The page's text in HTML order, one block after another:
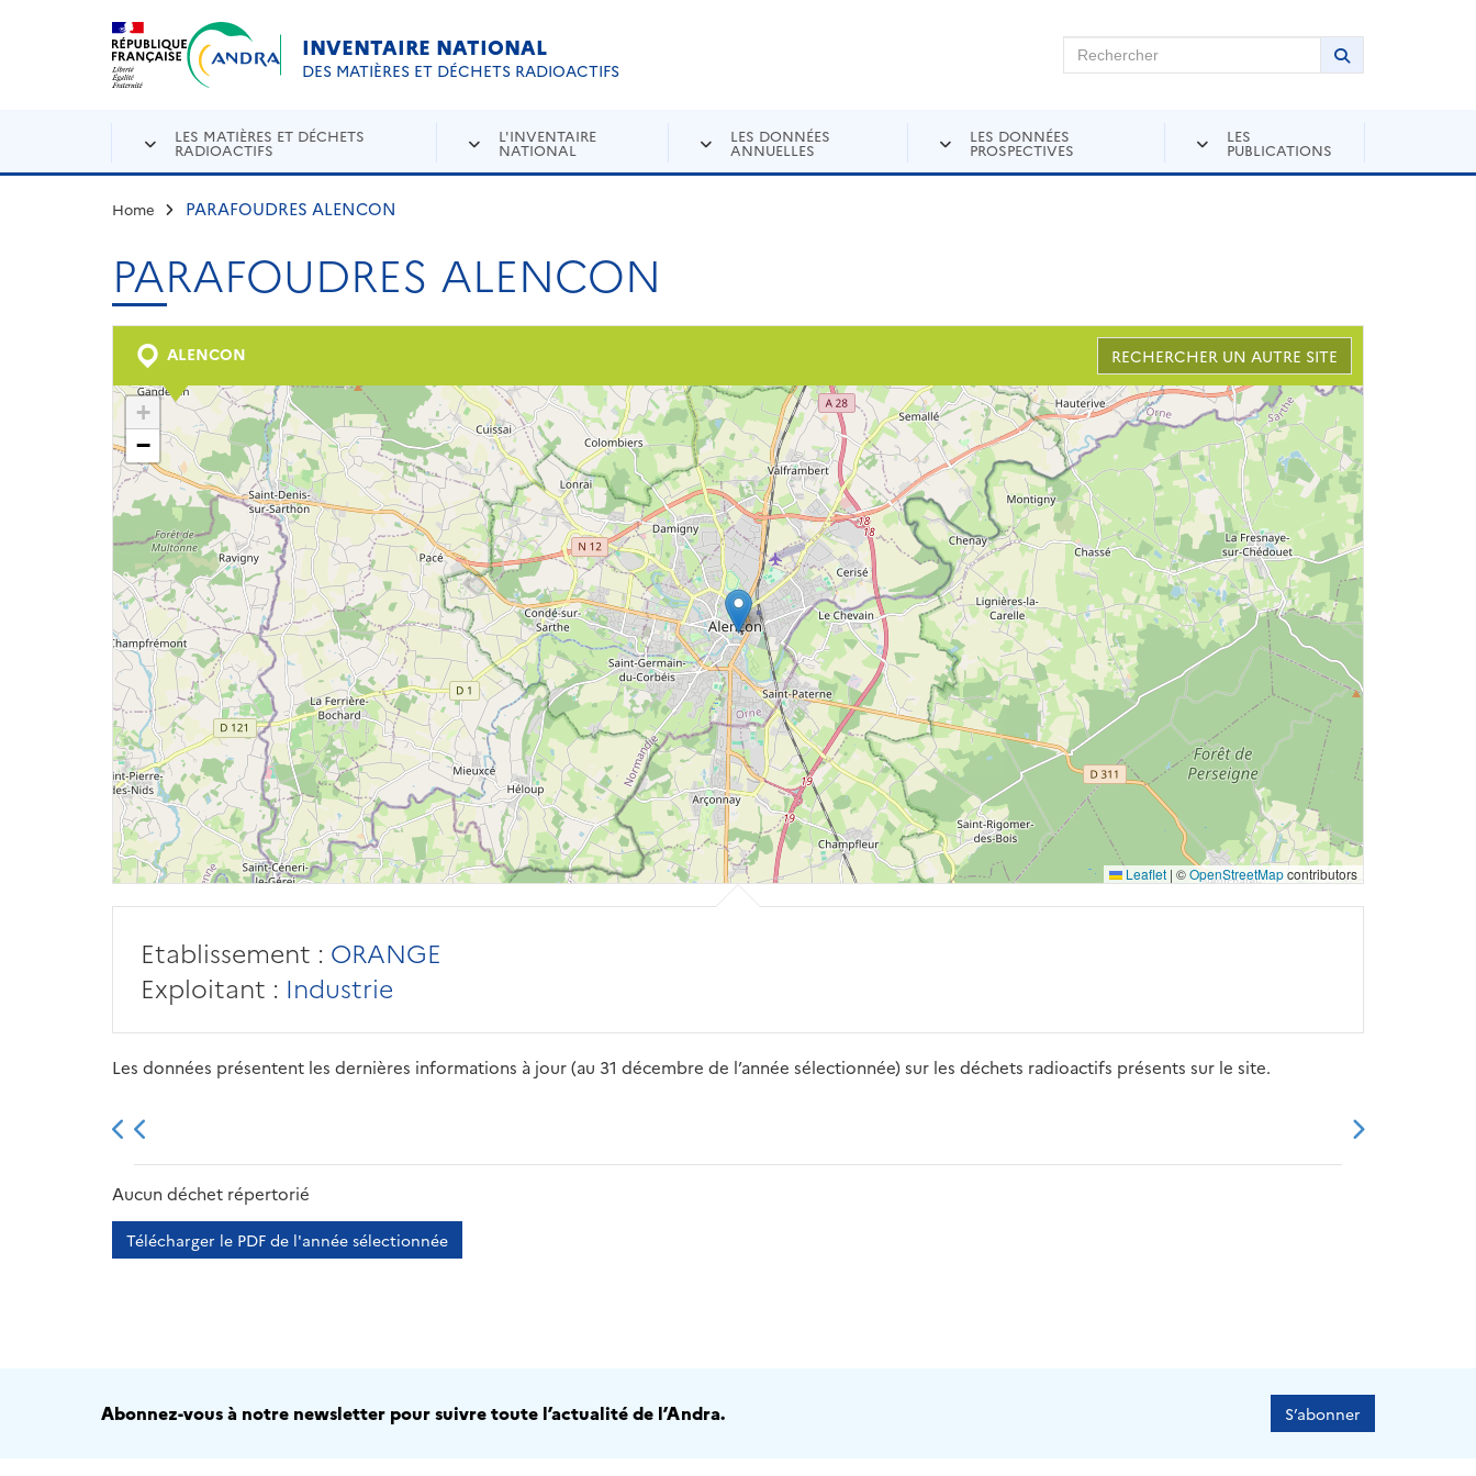
Aller au contenu principal
INVENTAIRE NATIONAL
DES MATIÈRES ET DÉCHETS RADIOACTIFS
Rechercher sur Andra Inventaire Rechercher
Lancer la
LES MATIÈRES ET DÉCHETS
RADIOACTIFS
L'INVENTAIRE
NATIONAL
LES DONNÉES
ANNUELLES
LES DONNÉES
PROSPECTIVES
LES
PUBLICATIONS
Home PARAFOUDRES ALENCON
PARAFOUDRES ALENCON
ALENCON RECHERCHER UN AUTRE SITE
+
−
Leaflet | ©OpenStreetMapcontributors
Etablissement : ORANGE
Exploitant : Industrie
Les données présentent les dernières informations à jour (au 31 décembre de l’année sélectionnée) sur les déchets radioactifs présents sur le site.
2013 2014
Aucun déchet répertorié
Télécharger le PDF de l'année sélectionnée
Abonnez-vous à notre newsletter pour suivre toute l’actualité de l’Andra. S’abonner